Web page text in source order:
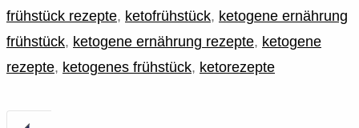
frühstück rezepte, ketofrühstück, ketogene ernährung
frühstück, ketogene ernährung rezepte, ketogene
rezepte, ketogenes frühstück, ketorezepte